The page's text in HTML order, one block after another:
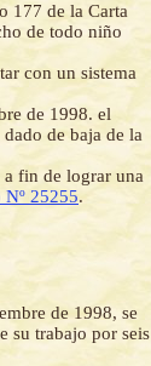
177 de la Carta
de todo niño
con un sistema
de 1998. el
de baja de la
fin de lograr una
Nº 25255.
de 1998, se
su trabajo por seis